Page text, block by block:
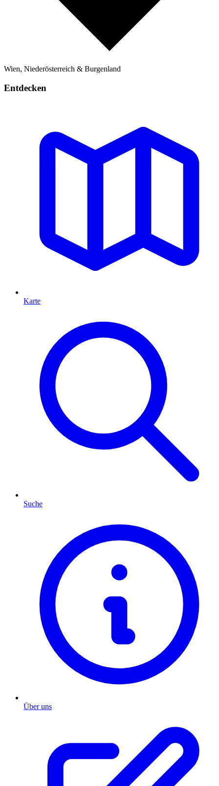
Wien, Niederösterreich & Burgenland
Entdecken
Karte
Suche
Über uns